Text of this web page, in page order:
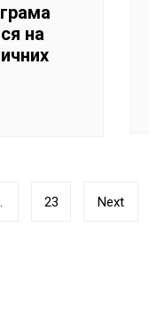
на
23 Next